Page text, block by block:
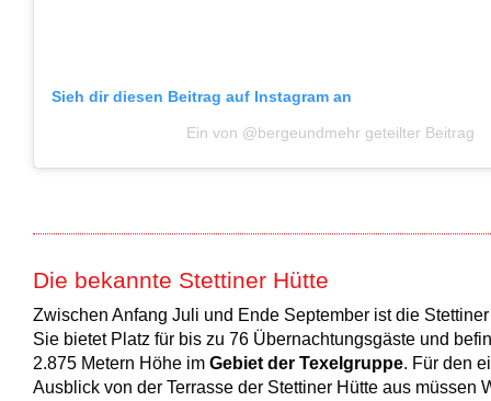
Sieh dir diesen Beitrag auf Instagram an
Ein von @bergeundmehr geteilter Beitrag
Die bekannte Stettiner Hütte
Zwischen Anfang Juli und Ende September ist die
Sie bietet Platz für bis zu 76 Übernachtungsgäste und
2.875 Metern Höhe im Gebiet der Texelgruppe. Für den
Ausblick von der Terrasse der Stettiner Hütte aus müssen